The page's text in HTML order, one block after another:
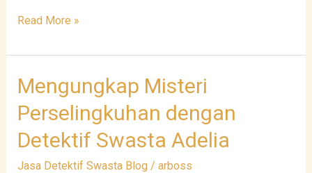
Read More »
Mengungkap Misteri
Perselingkuhan dengan
Detektif Swasta Adelia
Jasa Detektif Swasta Blog / arboss
Mengungkap
Misteri
Perselingkuhan
Detektif
Swasta